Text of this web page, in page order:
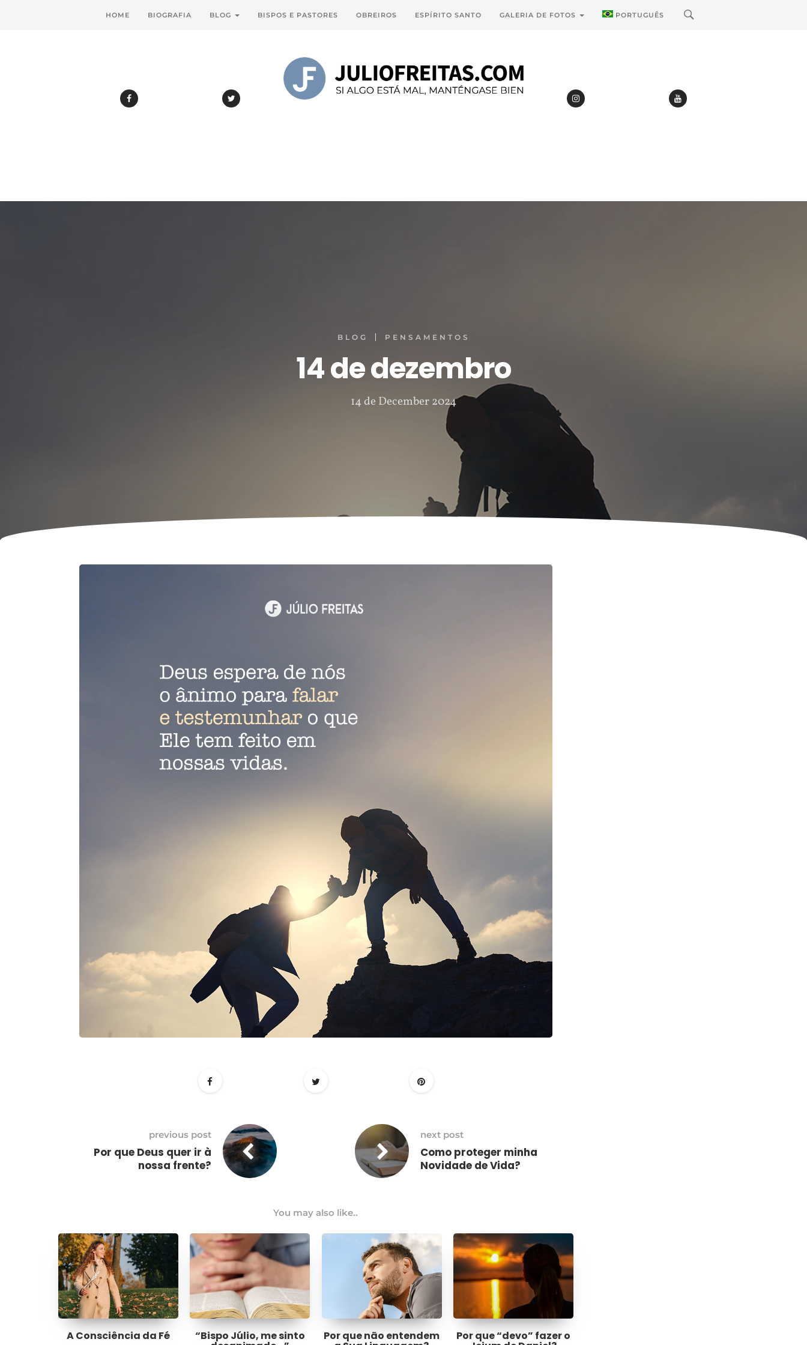
HOME BIOGRAFIA BLOG BISPOS E PASTORES OBREIROS ESPÍRITO SANTO GALERIA DE FOTOS PORTUGUÊS
BLOG PENSAMENTOS
14 de dezembro
14 de December 2024
14
previous post
Por que Deus quer ir à
nossa frente?
next post
Como proteger minha
Novidade de Vida?
You may also like..
A Consciência da Fé “Bispo Júlio, me sinto Por que não entendem Por que “devo” fazer o